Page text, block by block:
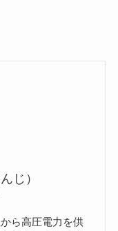
じ）
ら高圧電力を供